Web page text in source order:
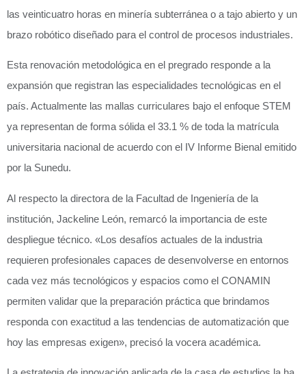
las veinticuatro horas en minería subterránea o a tajo abierto y un
brazo robótico diseñado para el control de procesos industriales.
Esta renovación metodológica en el pregrado responde a la
expansión que registran las especialidades tecnológicas en el
país. Actualmente las mallas curriculares bajo el enfoque STEM
ya representan de forma sólida el 33.1 % de toda la matrícula
universitaria nacional de acuerdo con el IV Informe Bienal emitido
por la Sunedu.
Al respecto la directora de la Facultad de Ingeniería de la
institución, Jackeline León, remarcó la importancia de este
despliegue técnico. «Los desafíos actuales de la industria
requieren profesionales capaces de desenvolverse en entornos
cada vez más tecnológicos y espacios como el CONAMIN
permiten validar que la preparación práctica que brindamos
responda con exactitud a las tendencias de automatización que
hoy las empresas exigen», precisó la vocera académica.